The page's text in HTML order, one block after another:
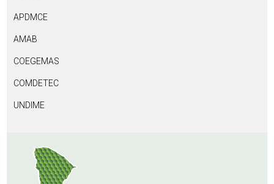
APDMCE
AMAB
COEGEMAS
COMDETEC
UNDIME